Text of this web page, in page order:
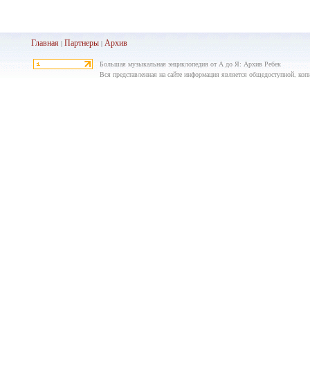
Главная| Партнеры| Архив
Большая музыкальная энциклопедия от А до Я: Архив Ребек
Вся представленная на сайте информация является общедоступной,